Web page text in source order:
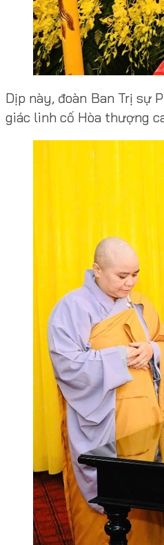
Dịp này, đoàn Ban Trị sự
giác linh cố Hòa thượng